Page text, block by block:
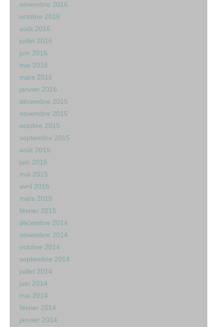
novembre 2016
octobre 2016
août 2016
juillet 2016
juin 2016
mai 2016
mars 2016
janvier 2016
décembre 2015
novembre 2015
octobre 2015
septembre 2015
août 2015
juin 2015
mai 2015
avril 2015
mars 2015
février 2015
décembre 2014
novembre 2014
octobre 2014
septembre 2014
juillet 2014
juin 2014
mai 2014
février 2014
janvier 2014